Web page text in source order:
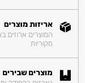
אריזות מוצרים
המוצרים ארוזים
מקוריות
מוצרים שבירים